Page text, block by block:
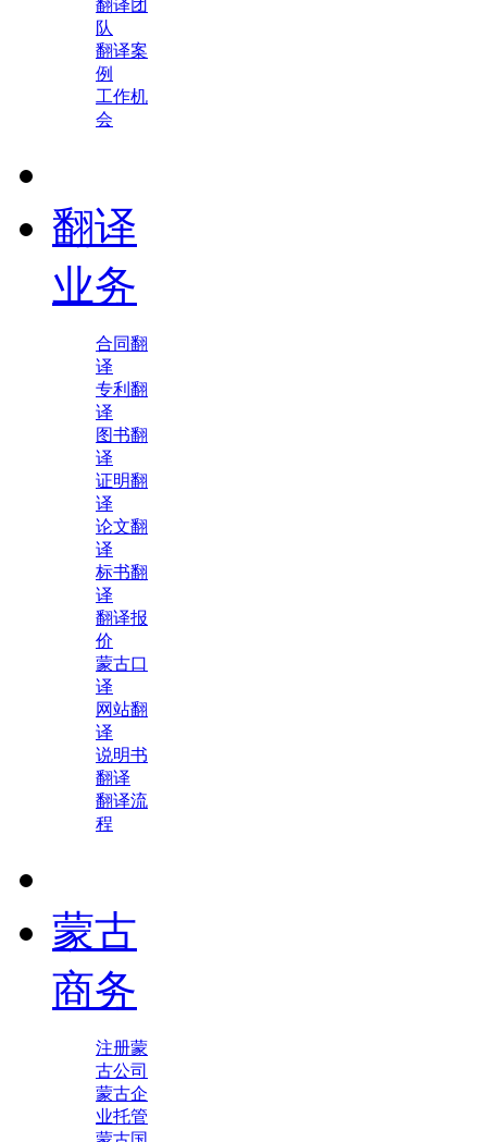
翻译团
队
翻译案
例
工作机
会
翻译
业务
合同翻
译
专利翻
译
图书翻
译
证明翻
译
论文翻
译
标书翻
译
翻译报
价
蒙古口
译
网站翻
译
说明书
翻译
翻译流
程
蒙古
商务
注册蒙
古公司
蒙古企
业托管